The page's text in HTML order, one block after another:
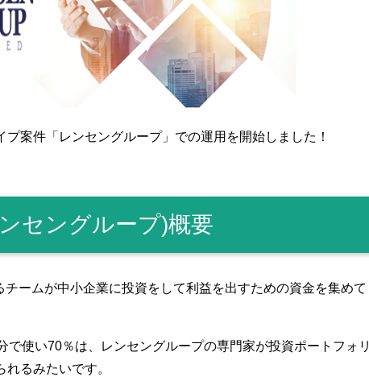
案件「レンセングループ」での運用を開始しました！
セングループ)概要
ームが中小企業に投資をして利益を出すための資金を集めて
で使い70％は、レンセングループの専門家が投資ポートフォリ
るみたいです。